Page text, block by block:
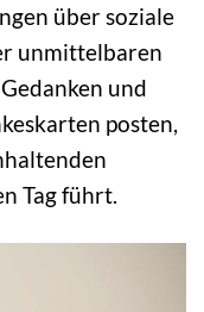
über soziale
unmittelbaren
und
posten,
Tag führt.